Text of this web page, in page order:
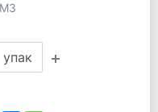
упак